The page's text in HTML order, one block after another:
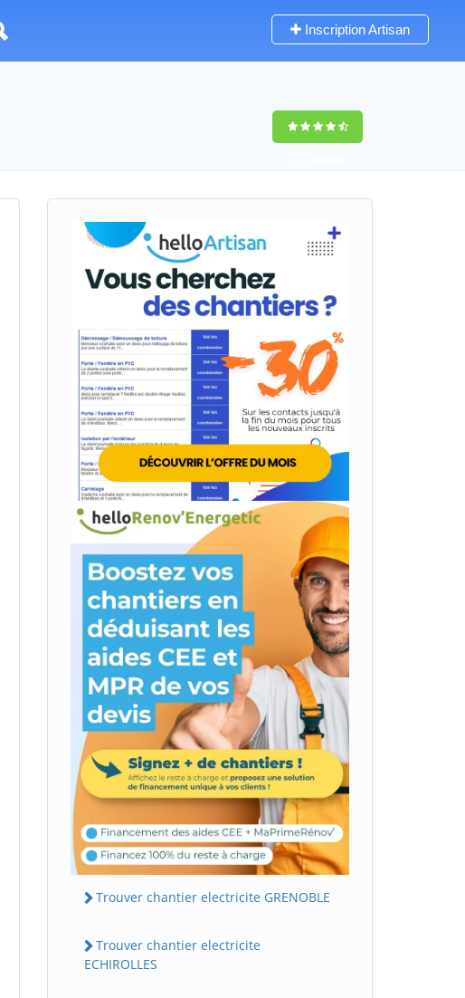
Inscription Artisan
Trouver chantier electricite GRENOBLE
Trouver chantier electricite
ECHIROLLES